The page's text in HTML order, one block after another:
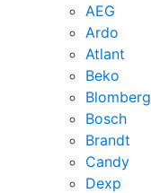
AEG
Ardo
Atlant
Beko
Blomberg
Bosch
Brandt
Candy
Dexp